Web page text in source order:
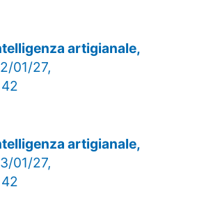
artigianale,
01/27,
artigianale,
01/27,